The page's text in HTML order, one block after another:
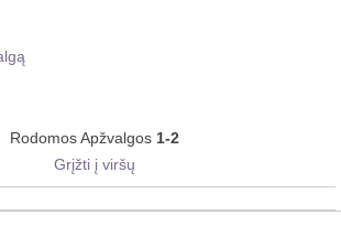
Rodomos Apžvalgos 1-2
Grįžti į viršų